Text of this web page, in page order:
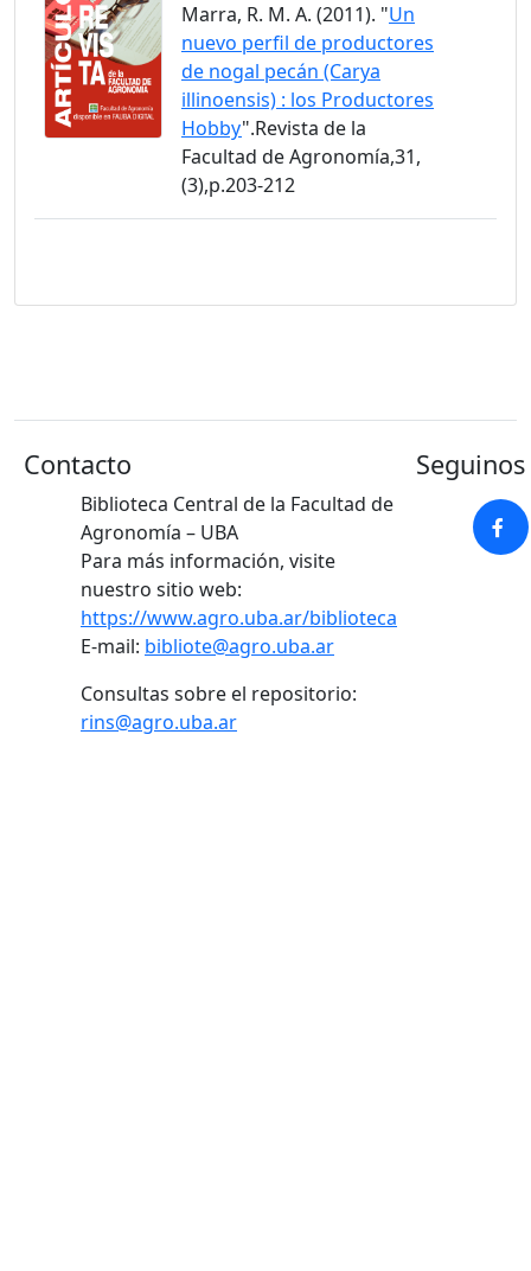
Marra, R. M. A. (2011). "Un
nuevo perfil de productores
de nogal pecán (Carya
illinoensis) : los Productores
Hobby".Revista de la
Facultad de Agronomía,31,
(3),p.203-212
Contacto
Biblioteca Central de la Facultad de
Agronomía – UBA
Para más información, visite
nuestro sitio web:
https://www.agro.uba.ar/biblioteca
E-mail: bibliote@agro.uba.ar
Consultas sobre el repositorio:
rins@agro.uba.ar